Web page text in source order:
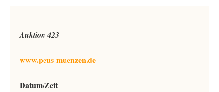
Auktion 423
www.peus-muenzen.de
Datum/Zeit